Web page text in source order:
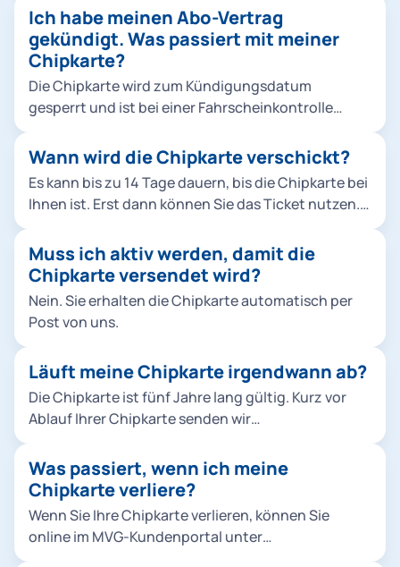
von einem MVV Abo für Zone M auf Zone M-1) oder
auch für einen Neuabschluss (z. B.
Deutschlandticket). Die notwendigen
Informationen Ihres neuen Abos hinterlegen wir
automatisch im Hintergrund auf Ihrer bestehenden
Chipkarte, sodass keine neue Karte erforderlich ist.
Vertrages keine neue Chipkarte zugeschickt wird,
wenn Sie bereits eine Chipkarte der MVG besitzen.
Ich habe meinen Abo-Vertrag
gekündigt. Was passiert mit meiner
Chipkarte?
Die Chipkarte wird zum Kündigungsdatum
gesperrt und ist bei einer Fahrscheinkontrolle
behalten oder an uns zurückschicken (MVG-
Aboservice, Emmy-Noether-Straße 2, 80992
München), damit wir sie wiederverwenden können.
Auch im Kundencenter ist eine Abgabe der
Wann wird die Chipkarte verschickt?
Es kann bis zu 14 Tage dauern, bis die Chipkarte bei
Ihnen ist. Erst dann können Sie das Ticket nutzen.
nächsten Tag zur Verfügung.
Muss ich aktiv werden, damit die
Chipkarte versendet wird?
Nein. Sie erhalten die Chipkarte automatisch per
Post von uns.
Läuft meine Chipkarte irgendwann ab?
Die Chipkarte ist fünf Jahre lang gültig. Kurz vor
Ablauf Ihrer Chipkarte senden wir
müssen nicht aktiv werden. Eine abgelaufene
Chipkarte bedeutet nicht, dass Ihr bestehendes
Abo gekündigt wurde.
Was passiert, wenn ich meine
Chipkarte verliere?
Wenn Sie Ihre Chipkarte verlieren, können Sie
online im MVG-Kundenportal unter